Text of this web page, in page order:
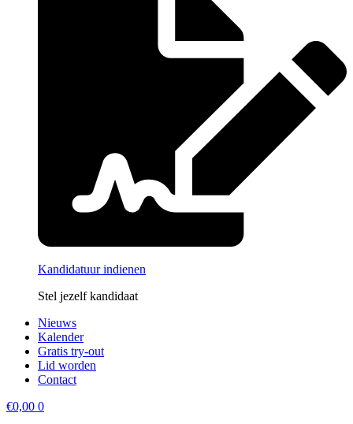
Kandidatuur indienen
Stel jezelf kandidaat
Nieuws
Kalender
Gratis try-out
Lid worden
Contact
€0,00 0